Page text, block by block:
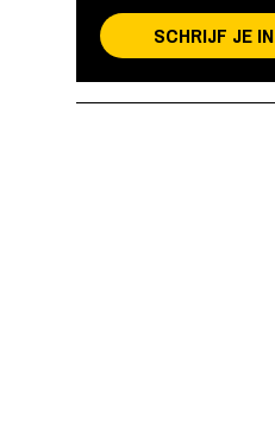
SCHRIJF JE IN